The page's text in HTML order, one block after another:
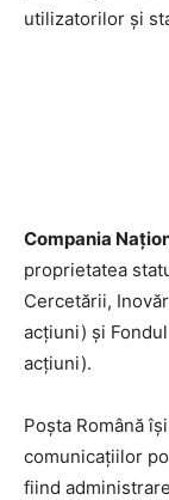
utilizatorilor și
Compania
proprietatea
Cercetării,
acţiuni) şi
acţiuni).
Poşta Română
comunicaţiilor
fiind